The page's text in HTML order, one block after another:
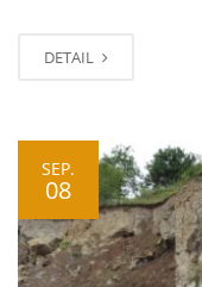
DETAIL
SEP.
08